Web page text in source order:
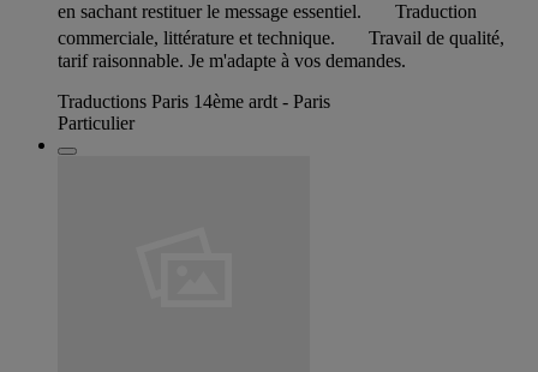
en sachant restituer le message essentiel. Traduction
commerciale, littérature et technique. Travail de qualité,
tarif raisonnable. Je m'adapte à vos demandes.
Traductions Paris 14ème ardt - Paris
Particulier